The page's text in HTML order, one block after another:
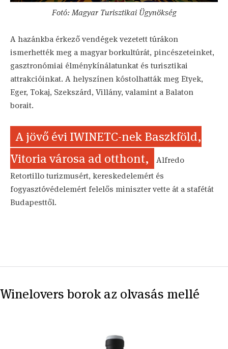
Fotó: Magyar Turisztikai Ügynökség
A hazánkba érkező vendégek vezetett túrákon
ismerhették meg a magyar borkultúrát, pincészeteinket,
gasztronómiai élménykínálatunkat és turisztikai
attrakcióinkat. A helyszínen kóstolhatták meg Etyek,
Eger, Tokaj, Szekszárd, Villány, valamint a Balaton
borait.
A jövő évi IWINETC-nek Baszkföld,
Vitoria városa ad otthont,
Alfredo
Retortillo turizmusért, kereskedelemért és
fogyasztóvédelemért felelős miniszter vette át a stafétát
Budapesttől.
Winelovers borok az olvasás mellé